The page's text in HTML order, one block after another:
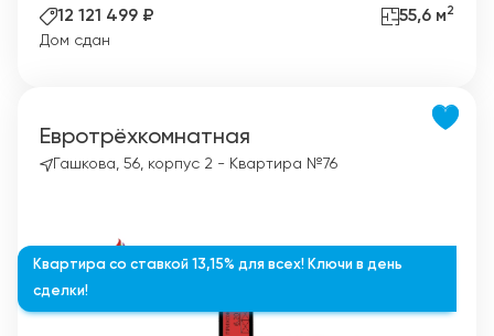
12 121 499 ₽ 55,6 м2
Дом сдан
Евротрёхкомнатная
Гашкова, 56, корпус 2 - Квартира №76
Квартира со ставкой 13,15% для всех! Ключи в день
сделки!